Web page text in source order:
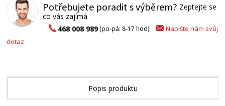
Potřebujete poradit s výběrem? Zeptejte se
co vás zajímá
468 008 989(po-pá: 8-17 hod)
Napište nám svůj
dotaz
Popis produktu